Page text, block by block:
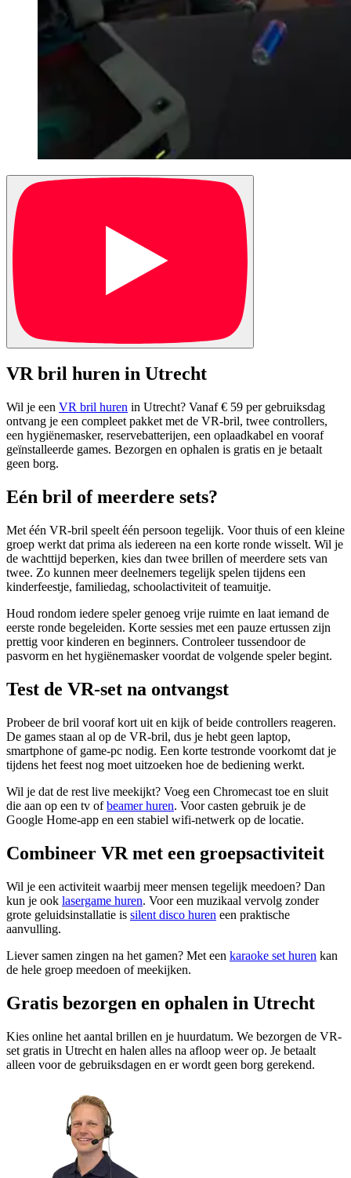
VR bril huren in Utrecht
Wil je een VR bril huren in Utrecht? Vanaf € 59 per gebruiksdag
ontvang je een compleet pakket met de VR-bril, twee controllers,
een hygiënemasker, reservebatterijen, een oplaadkabel en vooraf
geïnstalleerde games. Bezorgen en ophalen is gratis en je betaalt
geen borg.
Eén bril of meerdere sets?
Met één VR-bril speelt één persoon tegelijk. Voor thuis of een kleine
groep werkt dat prima als iedereen na een korte ronde wisselt. Wil je
de wachttijd beperken, kies dan twee brillen of meerdere sets van
twee. Zo kunnen meer deelnemers tegelijk spelen tijdens een
kinderfeestje, familiedag, schoolactiviteit of teamuitje.
Houd rondom iedere speler genoeg vrije ruimte en laat iemand de
eerste ronde begeleiden. Korte sessies met een pauze ertussen zijn
prettig voor kinderen en beginners. Controleer tussendoor de
pasvorm en het hygiënemasker voordat de volgende speler begint.
Test de VR-set na ontvangst
Probeer de bril vooraf kort uit en kijk of beide controllers reageren.
De games staan al op de VR-bril, dus je hebt geen laptop,
smartphone of game-pc nodig. Een korte testronde voorkomt dat je
tijdens het feest nog moet uitzoeken hoe de bediening werkt.
Wil je dat de rest live meekijkt? Voeg een Chromecast toe en sluit
die aan op een tv ofbeamer huren. Voor casten gebruik je de
Google Home-app en een stabiel wifi-netwerk op de locatie.
Combineer VR met een groepsactiviteit
Wil je een activiteit waarbij meer mensen tegelijk meedoen? Dan
kun je ook lasergame huren. Voor een muzikaal vervolg zonder
grote geluidsinstallatie is silent disco huren een praktische
aanvulling.
Liever samen zingen na het gamen? Met een karaoke set huren kan
de hele groep meedoen of meekijken.
Gratis bezorgen en ophalen in Utrecht
Kies online het aantal brillen en je huurdatum. We bezorgen de VR-
set gratis in Utrecht en halen alles na afloop weer op. Je betaalt
alleen voor de gebruiksdagen en er wordt geen borg gerekend.